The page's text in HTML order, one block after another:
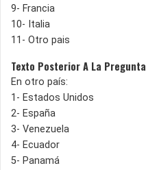
9- Francia
10- Italia
11- Otro pais
Texto Posterior A La Pregunta
En otro país:
1- Estados Unidos
2- España
3- Venezuela
4- Ecuador
5- Panamá